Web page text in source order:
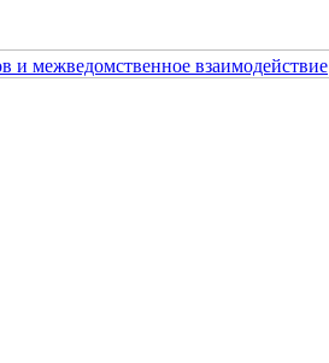
и межведомственное взаимодействие